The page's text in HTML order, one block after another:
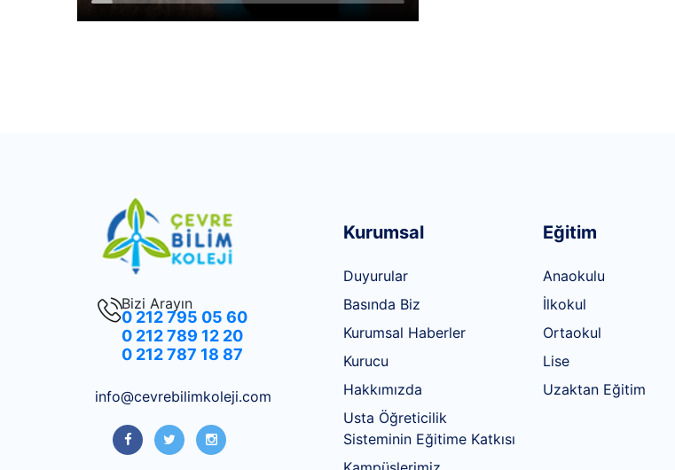
Bizi Arayın
0 212 795 05 60
0 212 789 12 20
0 212 787 18 87
info@cevrebilimkoleji.com
Kurumsal
Duyurular
Basında Biz
Kurumsal Haberler
Kurucu
Hakkımızda
Usta Öğreticilik
Sisteminin Eğitime Katkısı
Eğitim
Anaokulu
İlkokul
Ortaokul
Lise
Uzaktan Eğitim